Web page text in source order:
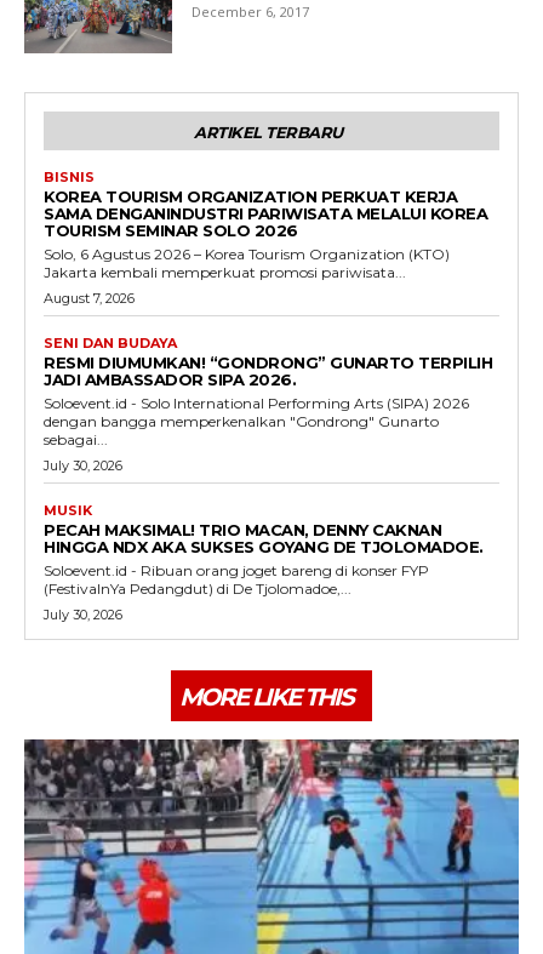
December 6, 2017
ARTIKEL TERBARU
BISNIS
KOREA TOURISM ORGANIZATION PERKUAT KERJA
SAMA DENGANINDUSTRI PARIWISATA MELALUI KOREA
TOURISM SEMINAR SOLO 2026
Solo, 6 Agustus 2026 – Korea Tourism Organization (KTO)
Jakarta kembali memperkuat promosi pariwisata...
August 7, 2026
SENI DAN BUDAYA
RESMI DIUMUMKAN! “GONDRONG” GUNARTO TERPILIH
JADI AMBASSADOR SIPA 2026.
Soloevent.id - Solo International Performing Arts (SIPA) 2026
dengan bangga memperkenalkan "Gondrong" Gunarto
sebagai...
July 30, 2026
MUSIK
PECAH MAKSIMAL! TRIO MACAN, DENNY CAKNAN
HINGGA NDX AKA SUKSES GOYANG DE TJOLOMADOE.
Soloevent.id - Ribuan orang joget bareng di konser FYP
(FestivalnYa Pedangdut) di De Tjolomadoe,...
July 30, 2026
MORE LIKE THIS